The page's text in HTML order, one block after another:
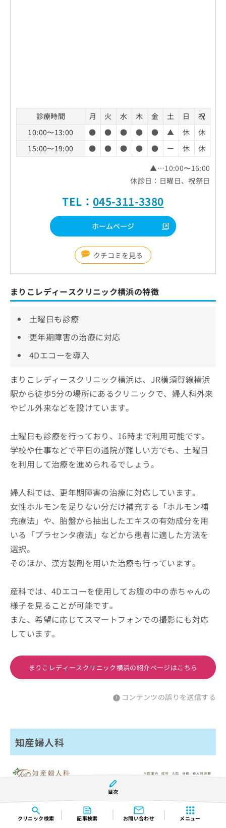
クリニック検索 記事検索 お問い合わせ メニュー
診療時間 月 火 水 木 金 土 日
祝
10:00〜13:00
● ● ● ● ● ▲ 休
休
15:00〜19:00
● ● ● ● ● ー 休
休
▲…10:00〜16:00
休診日：日曜日、祝祭日
TEL： 045-311-3380
ホームページ
クチコミを見る
まりこレディースクリニック横浜の特徴
土曜日も診療
更年期障害の治療に対応
4Dエコーを導入
まりこレディースクリニック横浜は、JR横須賀線横浜
駅から徒歩5分の場所にあるクリニックで、婦人科外来
やピル外来などを設けています。
土曜日も診療を行っており、16時まで利用可能です。
学校や仕事などで平日の通院が難しい方でも、土曜日
を利用して治療を進められるでしょう。
婦人科では、更年期障害の治療に対応しています。
女性ホルモンを足りない分だけ補充する「ホルモン補
充療法」や、胎盤から抽出したエキスの有効成分を用
いる「プラセンタ療法」などから患者に適した方法を
選択。
そのほか、漢方製剤を用いた治療も行っています。
産科では、4Dエコーを使用してお腹の中の赤ちゃんの
様子を見ることが可能です。
また、希望に応じてスマートフォンでの撮影にも対応
しています。
まりこレディースクリニック横浜の紹介ページはこちら
コンテンツの誤りを送信する
知産婦人科
目次